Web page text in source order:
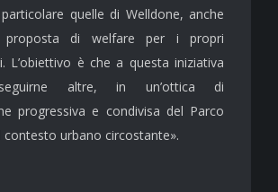
quelle di Welldone, anche
proposta di welfare per i propri
L’obiettivo è che a questa iniziativa
altre, in un’ottica di
progressiva e condivisa del Parco
contesto urbano circostante».